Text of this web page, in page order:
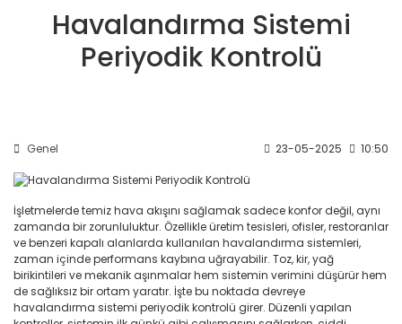
Havalandırma Sistemi
Periyodik Kontrolü
Genel 23-05-2025 10:50
İşletmelerde temiz hava akışını sağlamak sadece konfor değil, aynı
zamanda bir zorunluluktur. Özellikle üretim tesisleri, ofisler, restoranlar
ve benzeri kapalı alanlarda kullanılan havalandırma sistemleri,
zaman içinde performans kaybına uğrayabilir. Toz, kir, yağ
birikintileri ve mekanik aşınmalar hem sistemin verimini düşürür hem
de sağlıksız bir ortam yaratır. İşte bu noktada devreye
havalandırma sistemi periyodik kontrolü girer. Düzenli yapılan